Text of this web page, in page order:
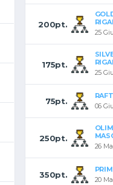
200pt.
25
175pt.
25
75pt.
06
250pt.
26
350pt.
20